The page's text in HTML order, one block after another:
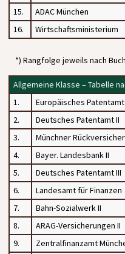
15.
ADAC München
16.
Wirtschaftsministerium
*) Rangfolge jeweils nach
Allgemeine Klasse – Tabelle
1.
Europäisches Patentamt
2.
Deutsches Patentamt II
3.
Münchner
4.
Bayer. Landesbank II
5.
Deutsches Patentamt III
6.
Landesamt für Finanzen
7.
Bahn-Sozialwerk II
8.
ARAG-Versicherungen II
9.
Zentralfinanzamt